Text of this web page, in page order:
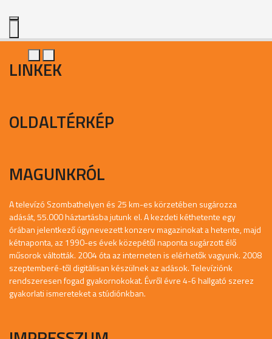
LINKEK
OLDALTÉRKÉP
MAGUNKRÓL
A televízó Szombathelyen és 25 km-es körzetében sugározza
adását, 55.000 háztartásba jutunk el. A kezdeti kéthetente egy
órában jelentkező úgynevezett konzerv magazinokat a hetente, majd
kétnaponta, az 1990-es évek közepétől naponta sugárzott élő
műsorok váltották. 2004 óta az interneten is elérhetők vagyunk. 2008
szeptemberé-től digitálisan készülnek az adások. Televíziónk
rendszeresen fogad gyakornokokat. Évről évre 4-6 hallgató szerez
gyakorlati ismereteket a stúdiónkban.